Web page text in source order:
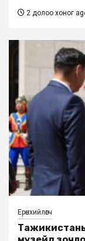
2 долоо хоног
Ерөнхийлөгч